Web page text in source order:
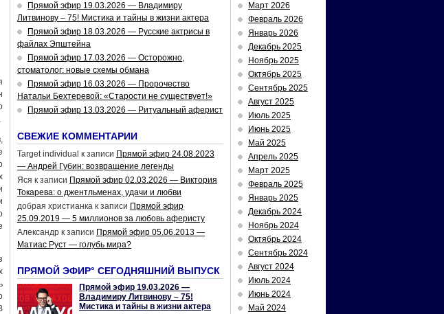
Прямой эфир 19.03.2026 — Владимиру
Литвинову – 75! Мистика и тайны в жизни актера
Прямой эфир 18.03.2026 — Русские актрисы в
файлах Эпштейна
Прямой эфир 17.03.2026 — Осторожно,
стоматолог: новые схемы обмана
Прямой эфир 16.03.2026 — Пророчество
Натальи Бехтеревой: «Старости не существует!»
Прямой эфир 13.03.2026 — Ритуальный аферист
СВЕЖИЕ КОММЕНТАРИИ
Target individual к записи Прямой эфир 24.08.2023
— Андрей Губин: возвращение легенды
Яся к записи Прямой эфир 02.03.2026 — Виктория
Токарева: о джентльменах, удачи и любви
добрая христианка к записи Прямой эфир
25.09.2019 — 5 миллионов за любовь аферисту
Александр к записи Прямой эфир 05.06.2013 —
Матиас Руст — голубь мира?
ПРЯМОЙ ЭФИР° СЕГОДНЯШНИЙ ВЫПУСК
Прямой эфир 19.03.2026 —
Владимиру Литвинову – 75!
Мистика и тайны в жизни актера
Март 2026
Февраль 2026
Январь 2026
Декабрь 2025
Ноябрь 2025
Октябрь 2025
Сентябрь 2025
Август 2025
Июль 2025
Июнь 2025
Май 2025
Апрель 2025
Март 2025
Февраль 2025
Январь 2025
Декабрь 2024
Ноябрь 2024
Октябрь 2024
Сентябрь 2024
Август 2024
Июль 2024
Июнь 2024
Май 2024